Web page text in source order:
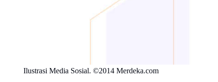
Ilustrasi Media Sosial. ©2014 Merdeka.com